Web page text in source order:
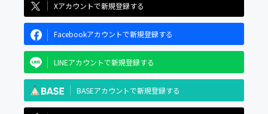
Xアカウントで新規登録する
Facebookアカウントで新規登録する
LINEアカウントで新規登録する
BASEアカウントで新規登録する